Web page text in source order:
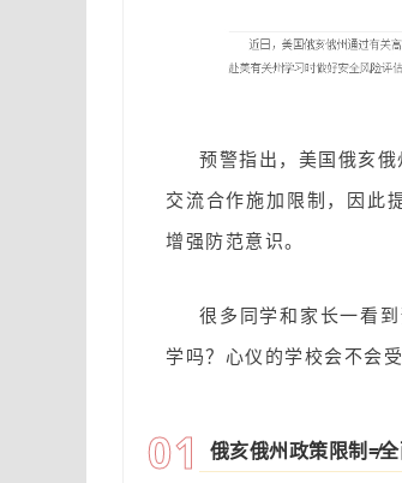
预警指出，美国俄亥
交流合作施加限制，因此
增强防范意识。
很多同学和家长一看
学吗？心仪的学校会不会
01 俄亥俄州政策限制≠